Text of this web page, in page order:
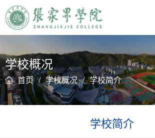
学校概况
首页 / 学校概况 / 学校简介
学校简介